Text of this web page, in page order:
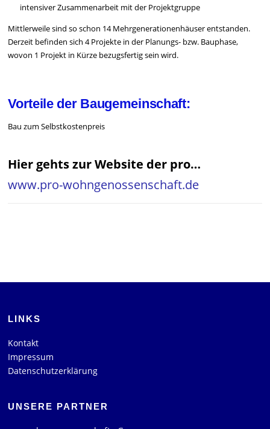
intensiver Zusammenarbeit mit der Projektgruppe
Mittlerweile sind so schon 14 Mehrgenerationenhäuser entstanden.
Derzeit befinden sich 4 Projekte in der Planungs- bzw. Bauphase,
wovon 1 Projekt in Kürze bezugsfertig sein wird.
Vorteile der Baugemeinschaft:
Bau zum Selbstkostenpreis
Hier gehts zur Website der pro…
www.pro-wohngenossenschaft.de
LINKS
Kontakt
Impressum
Datenschutzerklärung
UNSERE PARTNER